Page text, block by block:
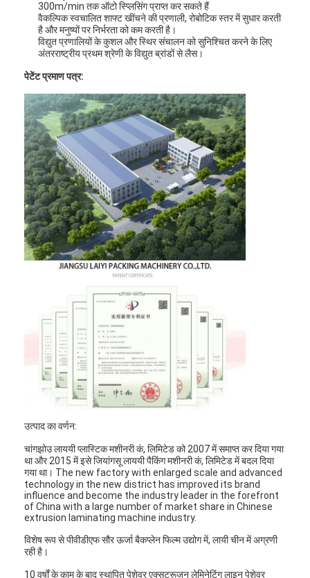
कारखाना भ्रमण
गुणवत्ता नियंत्रण
संपर्क करें
समाचार
बाहर निकालना कोटिंग फाड़ना मशीन
एक्सट्रूज़न लैमिनेटिंग मशीन
फिल्म laminating मशीन
प्लास्टिक फाड़ना मशीन
एक्सट्रूज़न कोटिंग मशीन
पेपर कोटिंग मशीन
डबल पक्षीय Laminating मशीन
टुकड़े टुकड़े मशीन पार्ट्स
पिघल उड़ा कपड़ा मशीन
300m/min तक ऑटो स्प्लिसिंग प्राप्त कर सकते हैं
वैकल्पिक स्वचालित शाफ्ट खींचने की प्रणाली, रोबोटिक स्तर में सुधार करती
है और मनुष्यों पर निर्भरता को कम करती है।
विद्युत प्रणालियों के कुशल और स्थिर संचालन को सुनिश्चित करने के लिए
अंतरराष्ट्रीय प्रथम श्रेणी के विद्युत ब्रांडों से लैस।
पेटेंट प्रमाण पत्र:
उत्पाद का वर्णन:
चांगझोउ लाययी प्लास्टिक मशीनरी कं, लिमिटेड को 2007 में समाप्त कर दिया गया
था और 2015 में इसे जियांगसू लाययी पैकिंग मशीनरी कं, लिमिटेड में बदल दिया
गया था। The new factory with enlarged scale and advanced
technology in the new district has improved its brand
influence and become the industry leader in the forefront
of China with a large number of market share in Chinese
extrusion laminating machine industry.
विशेष रूप से पीवीडीएफ सौर ऊर्जा बैकप्लेन फिल्म उद्योग में, लायी चीन में अग्रणी
रही है।
10 वर्षों के काम के बाद स्थापित पेशेवर एक्सट्रूज़न लेमिनेटिंग लाइन पेशेवर